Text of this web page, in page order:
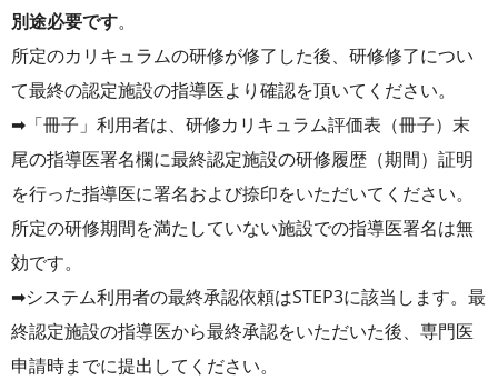
別途必要です。
所定のカリキュラムの研修が修了した後、研修修了につい
て最終の認定施設の指導医より確認を頂いてください。
➡「冊子」利用者は、研修カリキュラム評価表（冊子）末
尾の指導医署名欄に最終認定施設の研修履歴（期間）証明
を行った指導医に署名および捺印をいただいてください。
所定の研修期間を満たしていない施設での指導医署名は無
効です。
➡システム利用者の最終承認依頼はSTEP3に該当します。最
終認定施設の指導医から最終承認をいただいた後、専門医
申請時までに提出してください。